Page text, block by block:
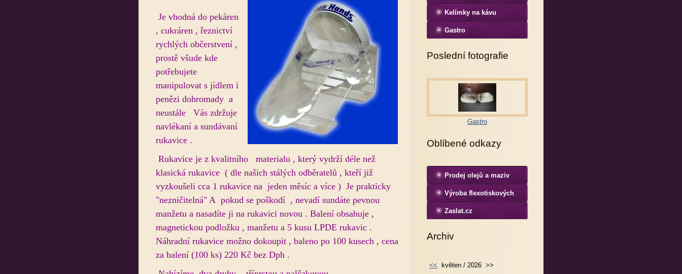
Je vhodná do pekáren
, cukráren , řeznictví
rychlých občerstvení ,
prostě všude kde
potřebujete
manipulovat s jídlem i
penězi dohromady a
neustále Vás zdržuje
navlékaní a sundávaní
rukavice .
Rukavice je z kvalitního materialu , který vydrží déle než
klasická rukavice ( dle našich stálých odběratelů , kteří již
vyzkoušeli cca 1 rukavice na jeden měsíc a více ) Je prakticky
"nezničitelná" A pokud se poškodí , nevadí sundáte pevnou
manžetu a nasadíte ji na rukavici novou . Balení obsahuje ,
magnetickou podložku , manžetu a 5 kusu LPDE rukavic .
Náhradní rukavice možno dokoupit , baleno po 100 kusech , cena
za balení (100 ks) 220 Kč bez Dph .
Kelímky na kávu
Gastro
Poslední fotografie
Gastro
Oblíbené odkazy
Prodej olejů a maziv
Výroba flexotiskových
Zaslat.cz
Archiv
<< květen / 2026 >>